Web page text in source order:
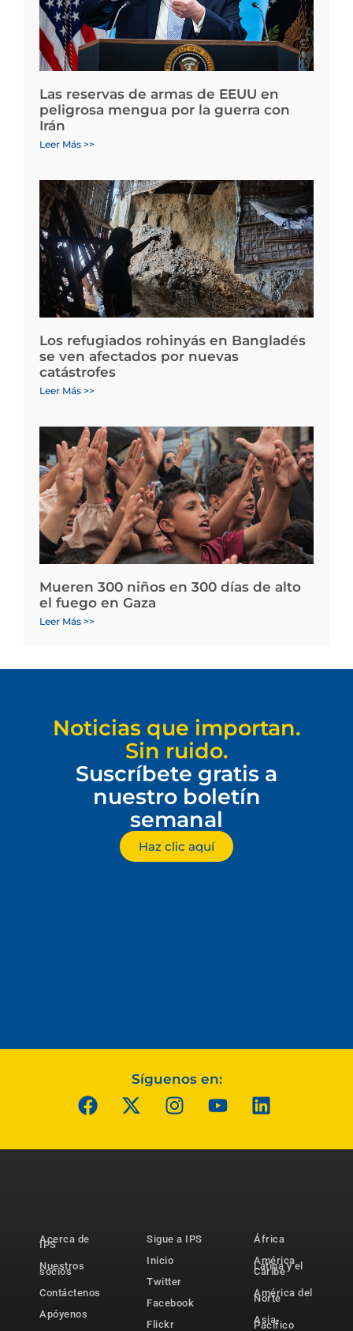
Las reservas de armas de EEUU en
peligrosa mengua por la guerra con
Irán
Leer Más >>
Los refugiados rohinyás en Bangladés
se ven afectados por nuevas
catástrofes
Leer Más >>
Mueren 300 niños en 300 días de alto
el fuego en Gaza
Leer Más >>
Noticias que importan.
Sin ruido.
Suscríbete gratis a
nuestro boletín
semanal
Haz clic aquí
Síguenos en:
Acerca de
IPS
Nuestros
socios
Contáctenos
Apóyenos
Sigue a IPS
Inicio
Twitter
Facebook
Flickr
África
América
Latina y el
Caribe
América del
Norte
Asia-
Pacífico